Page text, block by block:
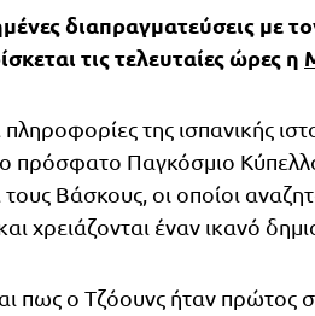
διαπραγματεύσεις με
τις τελευταίες ώρες η
της ισπανικής
πρόσφατο Παγκόσμιο
τους Βάσκους, οι οποίοι
χρειάζονται έναν ικανό
πως ο Τζόουνς ήταν